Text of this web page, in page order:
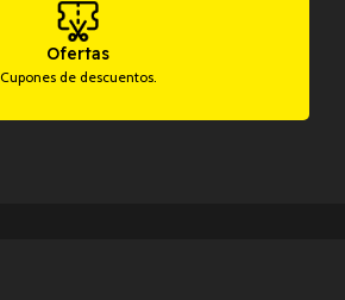
Ofertas
Cupones de descuentos.